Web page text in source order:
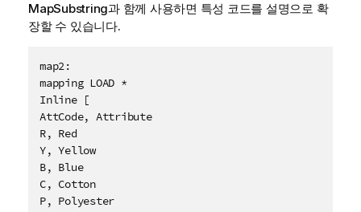
MapSubstring과 함께 사용하면 특성 코드를 설명으로 확
장할 수 있습니다.
map2:
mapping LOAD *
Inline [
AttCode, Attribute
R, Red
Y, Yellow
B, Blue
C, Cotton
P, Polyester